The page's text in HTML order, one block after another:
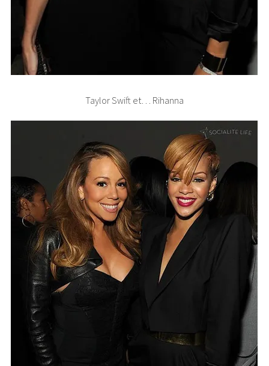
Taylor Swift et… Rihanna